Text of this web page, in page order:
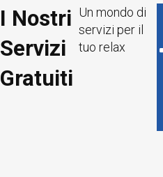
I Nostri
Servizi
Gratuiti
Un mondo di
servizi per il
tuo relax